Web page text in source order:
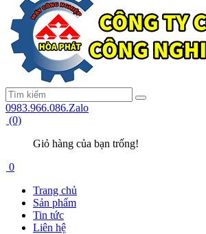
0983.966.086.Zalo
(0)
Giỏ hàng của bạn trống!
0
Trang chủ
Sản phẩm
Tin tức
Liên hệ